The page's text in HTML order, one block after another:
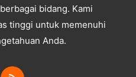
bidang. Kami
tinggi untuk memenuhi
Anda.